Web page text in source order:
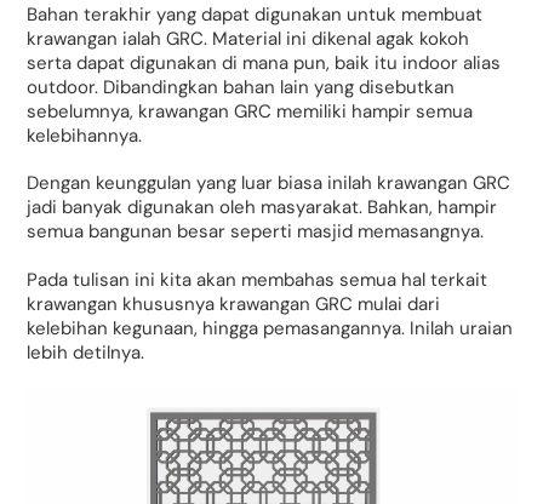
Bahan terakhir yang dapat digunakan untuk membuat
krawangan ialah GRC. Material ini dikenal agak kokoh
serta dapat digunakan di mana pun, baik itu indoor alias
outdoor. Dibandingkan bahan lain yang disebutkan
sebelumnya, krawangan GRC memiliki hampir semua
kelebihannya.
Dengan keunggulan yang luar biasa inilah krawangan GRC
jadi banyak digunakan oleh masyarakat. Bahkan, hampir
semua bangunan besar seperti masjid memasangnya.
Pada tulisan ini kita akan membahas semua hal terkait
krawangan khususnya krawangan GRC mulai dari
kelebihan kegunaan, hingga pemasangannya. Inilah uraian
lebih detilnya.